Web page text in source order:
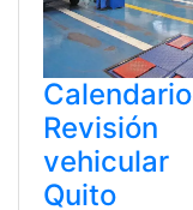
Calendario
Revisión
vehicular
Quito